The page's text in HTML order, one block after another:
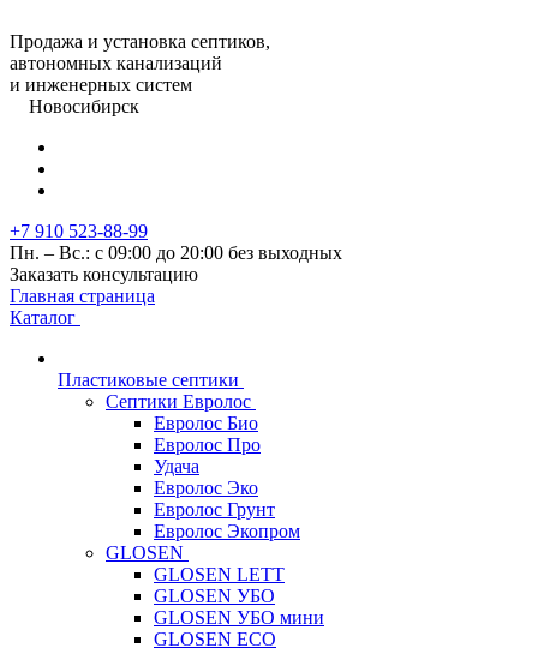
Продажа и установка септиков,
автономных канализаций
и инженерных систем
Новосибирск
+7 910 523-88-99
Пн. – Вс.: с 09:00 до 20:00 без выходных
Заказать консультацию
Главная страница
Каталог
Пластиковые септики
Септики Евролос
Евролос Био
Евролос Про
Удача
Евролос Эко
Евролос Грунт
Евролос Экопром
GLOSEN
GLOSEN LETT
GLOSEN УБО
GLOSEN УБО мини
GLOSEN ECO